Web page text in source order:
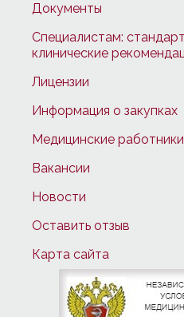
Документы
Специалистам:
клинические
Лицензии
Информация о закупках
Медицинские работники
Вакансии
Новости
Оставить отзыв
Карта сайта